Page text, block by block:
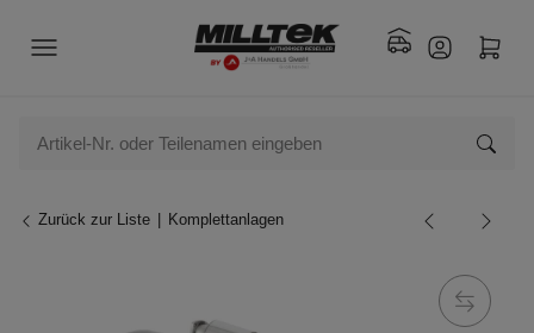
Zurück zur Liste Komplettanlagen